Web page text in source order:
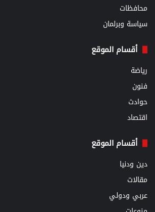
محافظات
سياسة وبرلمان
أقسام الموقع
رياضة
فنون
حوادث
اقتصاد
أقسام الموقع
دين ودنيا
مقالات
عربي ودولي